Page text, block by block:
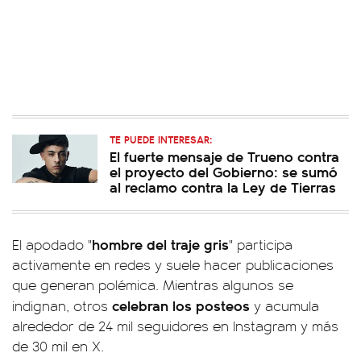
TE PUEDE INTERESAR:
El fuerte mensaje de Trueno contra
el proyecto del Gobierno: se sumó
al reclamo contra la Ley de Tierras
El apodado "hombre del traje gris" participa
activamente en redes y suele hacer publicaciones
que generan polémica. Mientras algunos se
indignan, otros celebran los posteos y acumula
alrededor de 24 mil seguidores en Instagram y más
de 30 mil en X.